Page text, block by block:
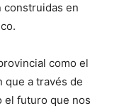
construidas en
como el
que a través de
el futuro que nos